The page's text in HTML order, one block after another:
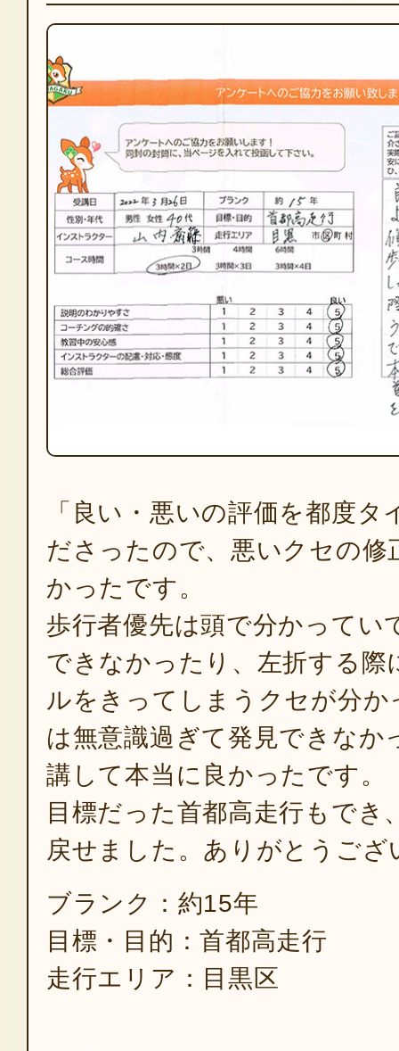
「良い・悪いの評価を都度
ださったので、悪いクセの修
かったです。
歩行者優先は頭で分かってい
できなかったり、左折する際
ルをきってしまうクセが分か
は無意識過ぎて発見できなか
講して本当に良かったです。
目標だった首都高走行もでき
戻せました。ありがとうござ
ブランク：約15年
目標・目的：首都高走行
走行エリア：目黒区